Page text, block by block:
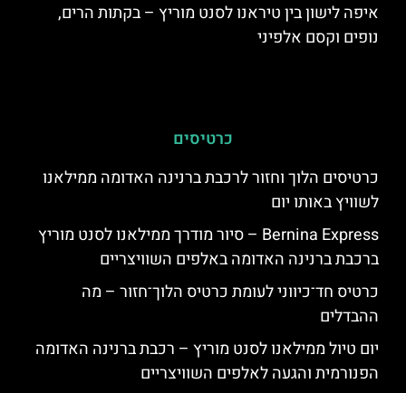
איפה לישון בין טיראנו לסנט מוריץ – בקתות הרים,
נופים וקסם אלפיני
כרטיסים
כרטיסים הלוך וחזור לרכבת ברנינה האדומה ממילאנו
לשוויץ באותו יום
Bernina Express – סיור מודרך ממילאנו לסנט מוריץ
ברכבת ברנינה האדומה באלפים השוויצריים
כרטיס חד־כיווני לעומת כרטיס הלוך־חזור – מה
ההבדלים
יום טיול ממילאנו לסנט מוריץ – רכבת ברנינה האדומה
הפנורמית והגעה לאלפים השוויצריים